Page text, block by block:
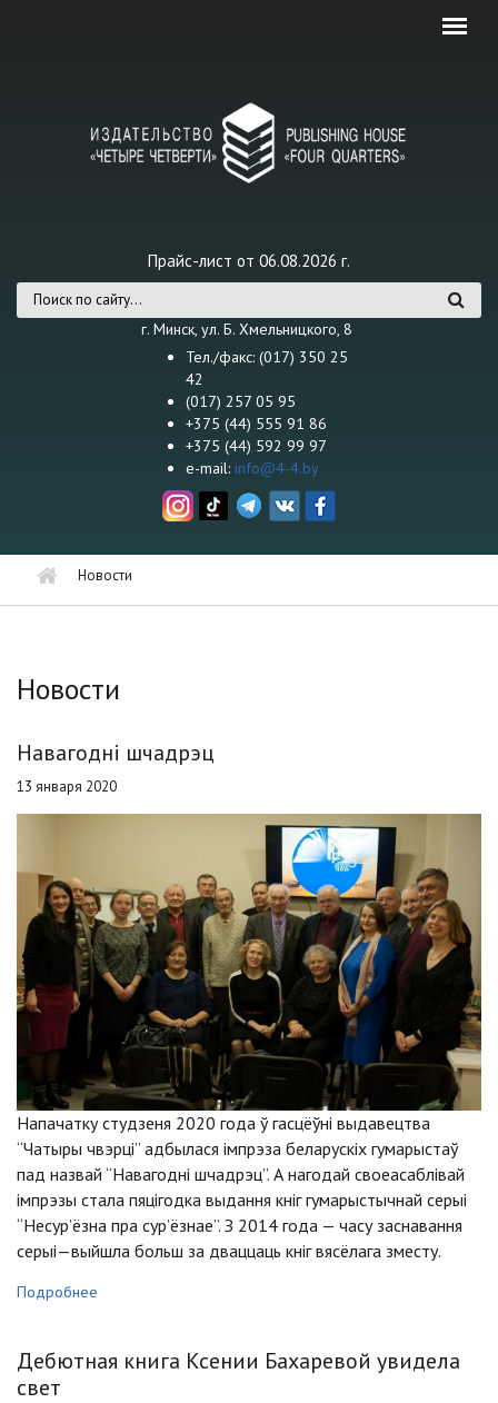
Прайс-лист от 06.08.2026 г.
Форма поискаг. Минск, ул. Б. Хмельницкого, 8
Тел./факс: (017) 350 25
42
(017) 257 05 95
+375 (44) 555 91 86
+375 (44) 592 99 97
e-mail: info@4-4.by
Новости
Новости
Навагодні шчадрэц
13 января 2020
Напачатку студзеня 2020 года ў гасцёўні выдавецтва
“Чатыры чвэрці” адбылася імпрэза беларускіх гумарыстаў
пад назвай “Навагодні шчадрэц”. А нагодай своеасаблівай
імпрэзы стала пяцігодка выдання кніг гумарыстычнай серыі
“Несур’ёзна пра сур’ёзнае”. З 2014 года — часу заснавання
серыі—выйшла больш за дваццаць кніг вясёлага зместу.
Подробнее
Дебютная книга Ксении Бахаревой увидела
свет